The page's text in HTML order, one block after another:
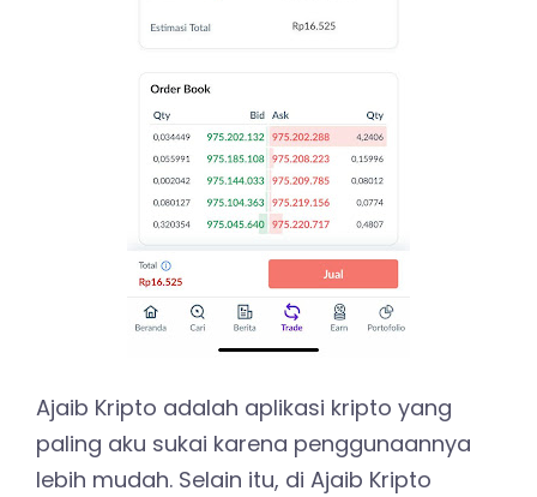
Ajaib Kripto adalah aplikasi kripto yang
paling aku sukai karena penggunaannya
lebih mudah. Selain itu, di Ajaib Kripto